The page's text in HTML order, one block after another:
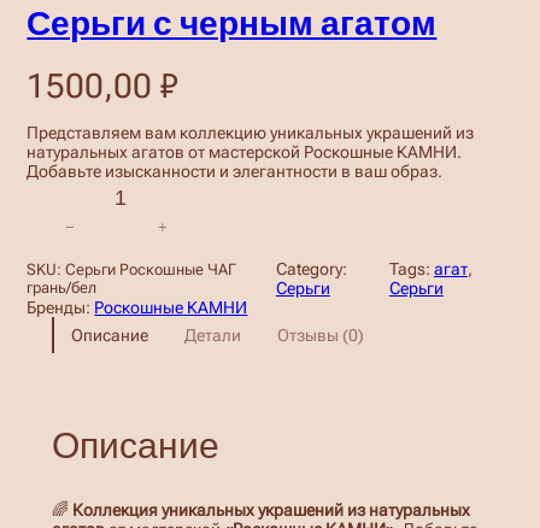
Серьги с черным агатом
1500,00₽
Представляем вам коллекцию уникальных украшений из
натуральных агатов от мастерской Роскошные КАМНИ.
Добавьте изысканности и элегантности в ваш образ.
и
ч
е
с
в
а
С
− +
SKU: Серьги Роскошные ЧАГ
грань/бел
Category:
Серьги
Tags: агат
Серьги
Бренды: Роскошные КАМНИ
Описание
Детали Отзывы (0)
Описание
🌈 Коллекция уникальных украшений из натуральных